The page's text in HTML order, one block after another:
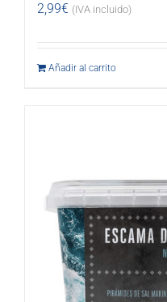
2,99€ (IVA incluido)
Añadir al carrito